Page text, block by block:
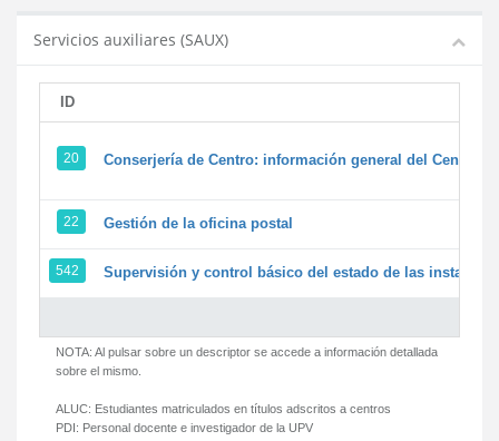
Servicios auxiliares (SAUX)
ID
20 Conserjería de Centro: información general del Centro y
22 Gestión de la oficina postal
542 Supervisión y control básico del estado de las
NOTA: Al pulsar sobre un descriptor se accede a información detallada
sobre el mismo.
ALUC: Estudiantes matriculados en títulos adscritos a centros
PDI: Personal docente e investigador de la UPV